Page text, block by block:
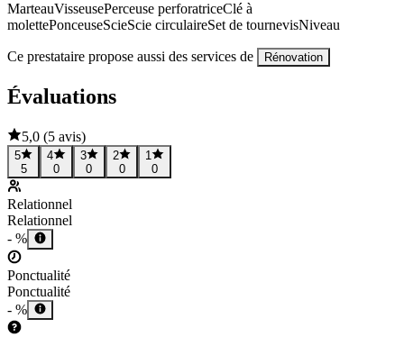
MarteauVisseusePerceuse perforatriceClé à
molettePonceuseScieScie circulaireSet de tournevisNiveau
Ce prestataire propose aussi des services de Rénovation
Évaluations
5,0 (5 avis)
5
5
4
0
3
0
2
0
1
0
Relationnel
Relationnel
- %
Ponctualité
Ponctualité
- %